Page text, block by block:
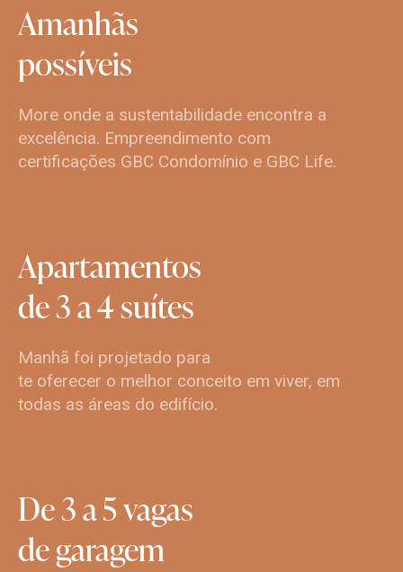
Amanhãs
possíveis
More onde a sustentabilidade encontra a
excelência. Empreendimento com
certificações GBC Condomínio e GBC Life.
Apartamentos
de3a4suítes
Manhã foi projetado para
te oferecer o melhor conceito em viver, em
todas as áreas do edifício.
De3a5vagas
degaragem